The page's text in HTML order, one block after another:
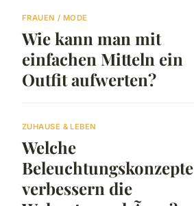
FRAUEN / MODE
Wie kann man mit
einfachen Mitteln ein
Outfit aufwerten?
ZUHAUSE & LEBEN
Welche
Beleuchtungskonzepte
verbessern die